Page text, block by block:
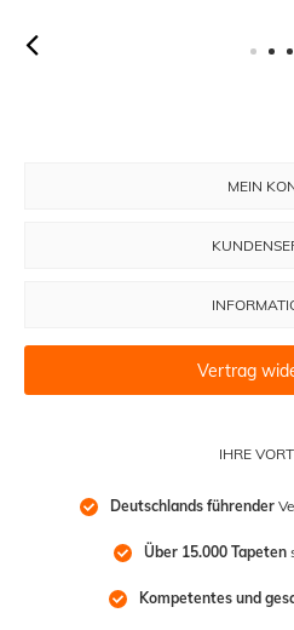
IHRE
Deutschlands führender
Über 15.000 Tapeten
Kompetentes und
MEIN
Vertrag